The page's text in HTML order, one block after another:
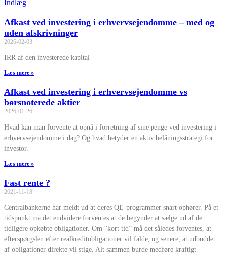
Indlæg
Afkast ved investering i erhvervsejendomme – med og
uden afskrivninger
2026-02-03
IRR af den investerede kapital
Læs mere »
Afkast ved investering i erhvervsejendomme vs
børsnoterede aktier
2026-01-26
Hvad kan man forvente at opnå i forretning af sine penge ved investering i
erhvervsejendomme i dag? Og hvad betyder en aktiv belåningsstrategi for
investor.
Læs mere »
Fast rente ?
2021-11-18
Centralbankerne har meldt ud at deres QE-programmer snart ophører. På et
tidspunkt må det endvidere forventes at de begynder at sælge ud af de
tidligere opkøbte obligationer. Om “kort tid” må det således forventes, at
efterspørgslen efter realkreditobligationer vil falde, og senere, at udbuddet
af obligationer direkte vil stige. Alt sammen burde medføre kraftigt